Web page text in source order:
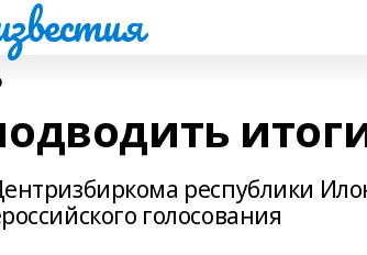
республики
голосования